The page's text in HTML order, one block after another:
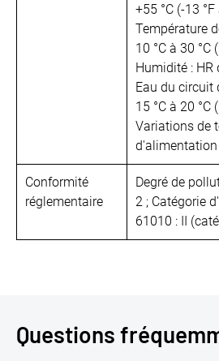
+55 °C (-13
Température
10 °C à 30 °C
Humidité :
Eau du circuit
15 °C à 20 °C
Variations de
d'alimentation
Conformité
réglementaire
Degré de
2 ; Catégorie
61010 : II
Questions